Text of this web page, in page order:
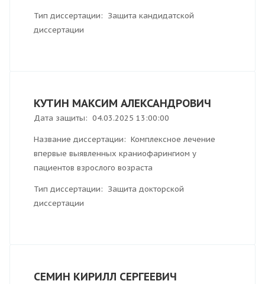
Тип диссертации: Защита кандидатской
диссертации
КУТИН МАКСИМ АЛЕКСАНДРОВИЧ
Дата защиты: 04.03.2025 13:00:00
Название диссертации: Комплексное лечение
впервые выявленных краниофарингиом у
пациентов взрослого возраста
Тип диссертации: Защита докторской
диссертации
СЕМИН КИРИЛЛ СЕРГЕЕВИЧ